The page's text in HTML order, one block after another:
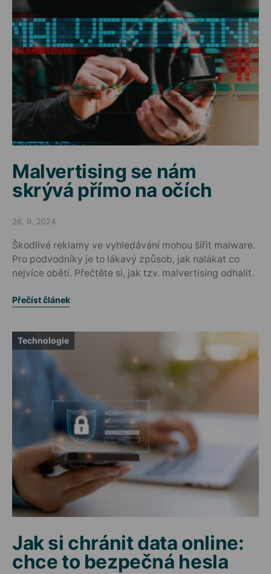
Malvertising se nám
skrývá přímo na očích
Posted on
26. 9. 2024
Škodlivé reklamy ve vyhledávání mohou šířit malware.
Pro podvodníky je to lákavý způsob, jak nalákat co
nejvíce obětí. Přečtěte si, jak tzv. malvertising odhalit.
Přečíst článek
Technologie
Jak si chránit data online:
chce to bezpečná hesla